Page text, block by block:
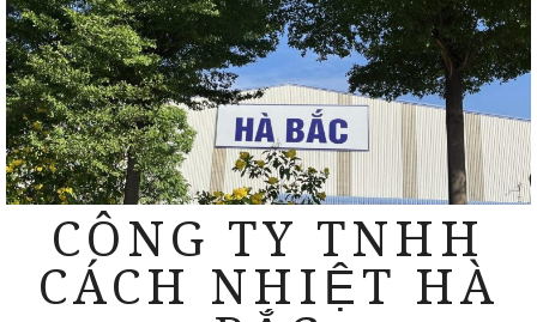
CÔNG TY TNHH
CÁCH NHIỆT HÀ